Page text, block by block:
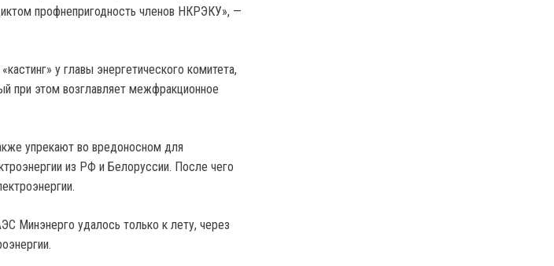
профнепригодность членов НКРЭКУ», —
у главы энергетического комитета,
при этом возглавляет межфракционное
упрекают во вредоносном для
из РФ и Белоруссии. После чего
Минэнерго удалось только к лету, через